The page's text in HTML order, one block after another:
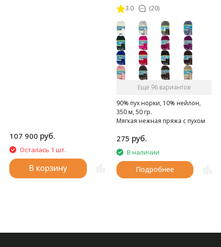
107 900 руб.
Осталась 1 шт.
В корзину
3.0 (20)
Ещё 96 вариантов
90% пух норки, 10% нейлон,
350 м, 50 гр.
Мягкая нежная пряжа с пухом
275 руб.
В наличии
Подробнее